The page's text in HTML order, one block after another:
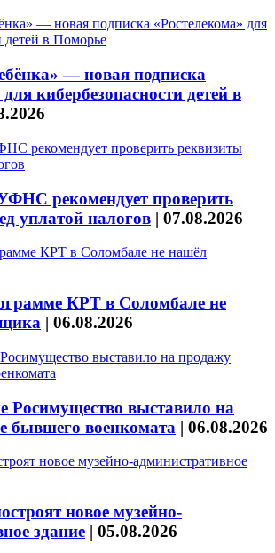
— новая подписка
кибербезопасности детей в
рекомендует проверить
уплатой налогов | 07.08.2026
КРТ в Соломбале не
| 06.08.2026
Росимущество выставило на
бывшего военкомата | 06.08.2026
новое музейно-
здание | 05.08.2026